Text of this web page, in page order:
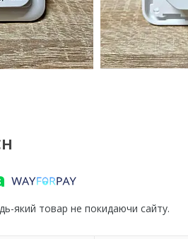
який товар не покидаючи сайту.